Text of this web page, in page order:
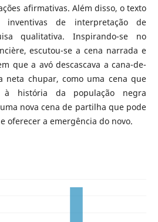
afirmativas. Além disso, o texto
inventivas de interpretação de
qualitativa. Inspirando-se no
escutou-se a cena narrada e
que a avó descascava a cana-de-
neta chupar, como uma cena que
à história da população negra
nova cena de partilha que pode
oferecer a emergência do novo.